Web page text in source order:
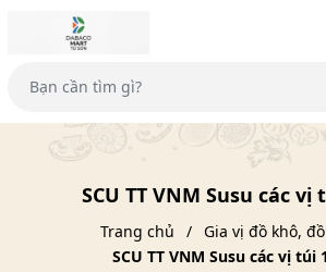
SCU TT VNM Susu các vị
Trang chủ
Gia vị đồ khô,
SCU TT VNM Susu các vị túi